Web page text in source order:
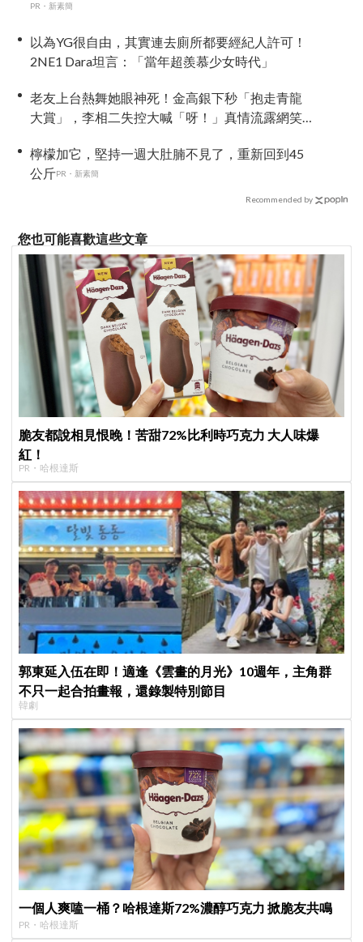
PR・新素簡
以為YG很自由，其實連去廁所都要經紀人許可！
2NE1 Dara坦言：「當年超羨慕少女時代」
老友上台熱舞她眼神死！金高銀下秒「抱走青龍
大賞」，李相二失控大喊「呀！」真情流露網笑
檸檬加它，堅持一週大肚腩不見了，重新回到45
公斤PR・新素簡
Recommended by
您也可能喜歡這些文章
脆友都說相見恨晚！苦甜72%比利時巧克力 大人味爆
紅！
PR・哈根達斯
郭東延入伍在即！適逢《雲畫的月光》10週年，主角群
不只一起合拍畫報，還錄製特別節目
韓劇
一個人爽嗑一桶？哈根達斯72%濃醇巧克力 掀脆友共鳴
PR・哈根達斯